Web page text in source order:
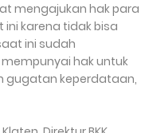
mengajukan hak para
karena tidak bisa
ini sudah
hak untuk
gugatan keperdataan,